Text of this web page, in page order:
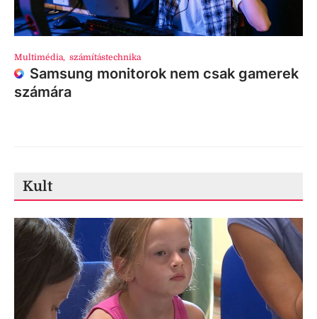
Multimédia, számítástechnika
Samsung monitorok nem csak gamerek
számára
Kult